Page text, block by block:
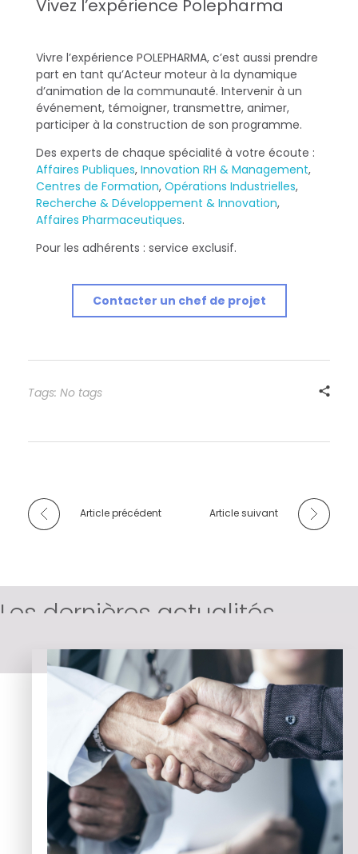
Vivez l’expérience Polepharma
Vivre l’expérience POLEPHARMA, c’est aussi prendre
part en tant qu’Acteur moteur à la dynamique
d’animation de la communauté. Intervenir à un
événement, témoigner, transmettre, animer,
participer à la construction de son programme.
Des experts de chaque spécialité à votre écoute :
Affaires Publiques, Innovation RH & Management,
Centres de Formation, Opérations Industrielles,
Recherche & Développement & Innovation,
Affaires Pharmaceutiques.
Pour les adhérents : service exclusif.
Contacter un chef de projet
Tags: No tags
Article précédent Article suivant
Les dernières actualités